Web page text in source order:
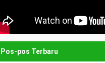
Pos-pos Terbaru